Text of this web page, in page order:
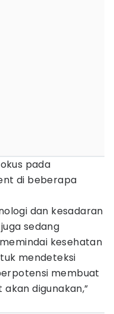
pada
di beberapa
dan kesadaran
sedang
kesehatan
mendeteksi
membuat
digunakan,”